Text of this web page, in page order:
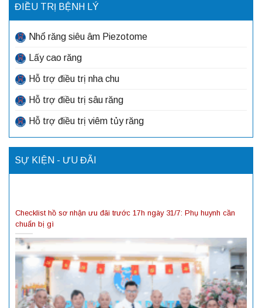
ĐIỀU TRỊ BỆNH LÝ
Nhổ răng siêu âm Piezotome
Lấy cao răng
Hỗ trợ điều trị nha chu
Hỗ trợ điều trị sâu răng
Hỗ trợ điều trị viêm tủy răng
SỰ KIỆN - ƯU ĐÃI
Checklist hồ sơ nhận ưu đãi trước 17h ngày 31/7: Phụ huynh cần
chuẩn bị gì